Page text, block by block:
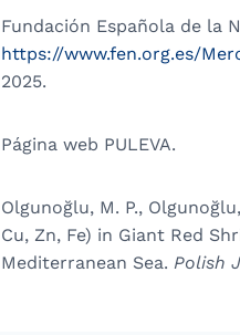
Fundación Española de la
https://www.fen.org.es/
2025.
Página web PULEVA.
Olgunoğlu, M. P.,
Cu, Zn, Fe) in Giant Red
Mediterranean Sea. Polish